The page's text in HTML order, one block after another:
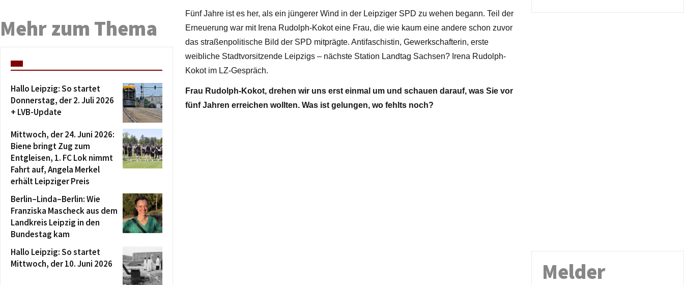
Fünf Jahre ist es her, als ein jüngerer Wind in der Leipziger SPD zu wehen begann. Teil der
Erneuerung war mit Irena Rudolph-Kokot eine Frau, die wie kaum eine andere schon zuvor
das straßenpolitische Bild der SPD mitprägte. Antifaschistin, Gewerkschafterin, erste
weibliche Stadtvorsitzende Leipzigs – nächste Station Landtag Sachsen? Irena Rudolph-
Kokot im LZ-Gespräch.
Frau Rudolph-Kokot, drehen wir uns erst einmal um und schauen darauf, was Sie vor
fünf Jahren erreichen wollten. Was ist gelungen, wo fehlts noch?
Mehr zum Thema
Hallo Leipzig: So startet
Donnerstag, der 2. Juli 2026
+ LVB-Update
Mittwoch, der 24. Juni 2026:
Biene bringt Zug zum
Entgleisen, 1. FC Lok nimmt
Fahrt auf, Angela Merkel
erhält Leipziger Preis
Berlin–Linda–Berlin: Wie
Franziska Mascheck aus dem
Landkreis Leipzig in den
Bundestag kam
Hallo Leipzig: So startet
Mittwoch, der 10. Juni 2026
Melder